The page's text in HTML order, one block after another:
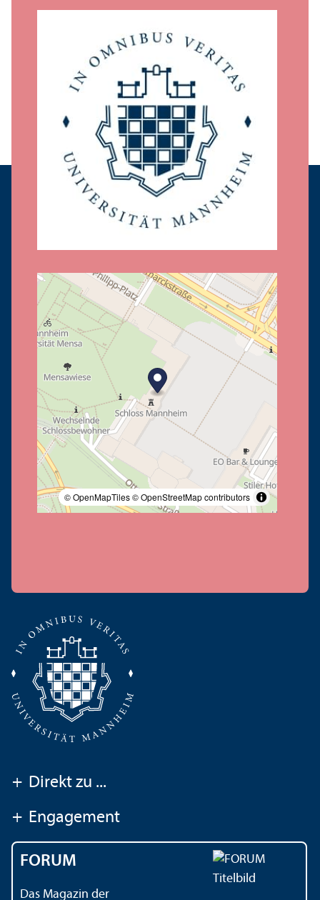
© OpenMapTiles© OpenStreetMap contributors
+ Direkt zu ...
+ Engagement
FORUM
Das Magazin der